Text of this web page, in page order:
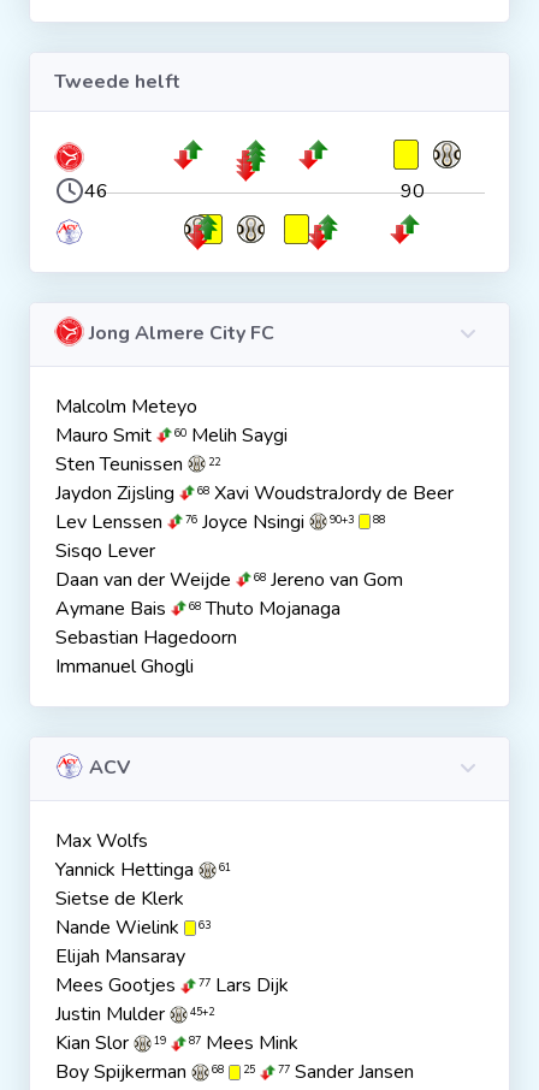
Tweede helft
46 90
Jong Almere City FC
Malcolm Meteyo
Mauro Smit
60 Melih Saygi
Sten Teunissen
22
Jaydon Zijsling 68 Xavi WoudstraJordy de Beer
Lev Lenssen
76 Joyce Nsingi 90+3 88
Sisqo Lever
Daan van der Weijde
68 Jereno van Gom
Aymane Bais
68 Thuto Mojanaga
Sebastian Hagedoorn
Immanuel Ghogli
ACV
Max Wolfs
Yannick Hettinga
61
Sietse de Klerk
Nande Wielink
63
Elijah Mansaray
Mees Gootjes
77 Lars Dijk
Justin Mulder
45+2
Kian Slor 19 87 Mees Mink
Boy Spijkerman
68 25 77 Sander Jansen